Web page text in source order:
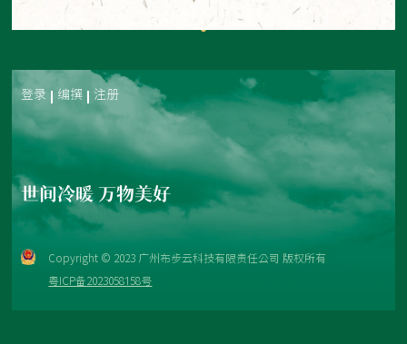
登录 编撰 注册
世间冷暖 万物美好
Copyright © 2023 广州布步云科技有限责任公司 版权所有
粤ICP备2023058158号